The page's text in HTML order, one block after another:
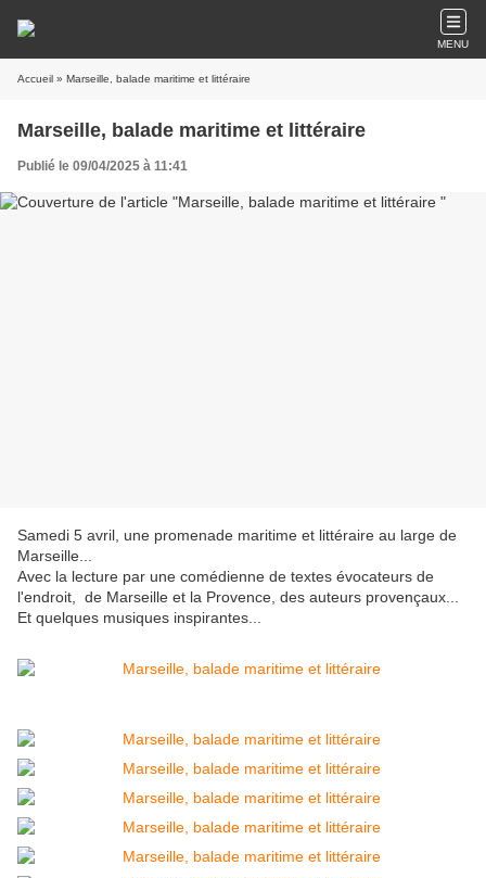
MENU
Accueil » Marseille, balade maritime et littéraire
Marseille, balade maritime et littéraire
Publié le 09/04/2025 à 11:41
Samedi 5 avril, une promenade maritime et littéraire au large de
Marseille...
Avec la lecture par une comédienne de textes évocateurs de
l'endroit, de Marseille et la Provence, des auteurs provençaux...
Et quelques musiques inspirantes...